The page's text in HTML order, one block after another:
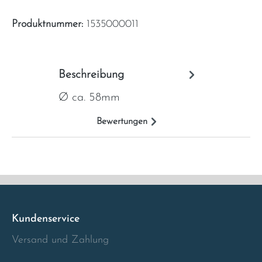
Produktnummer: 1535000011
Beschreibung
Ø ca. 58mm
Bewertungen
Kundenservice
Versand und Zahlung
Italia
Malta
Netherlands